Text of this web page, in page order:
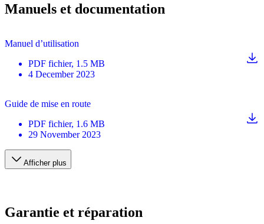
Manuels et documentation
Manuel d’utilisation
PDF fichier, 1.5 MB
4 December 2023
Guide de mise en route
PDF fichier, 1.6 MB
29 November 2023
Afficher plus
Garantie et réparation